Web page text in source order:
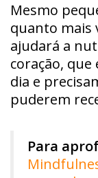
Mesmo
quanto mais
ajudará a
coração,
dia e
puderem
Para